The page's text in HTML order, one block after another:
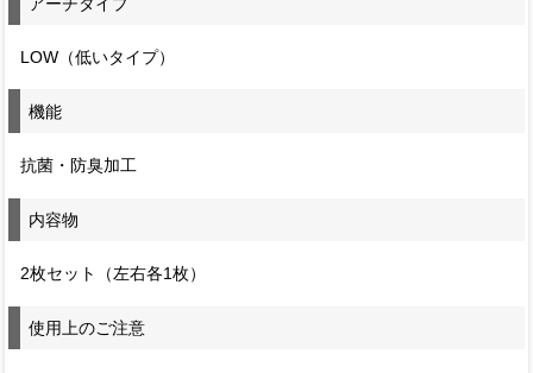
LOW（低いタイプ）
機能
抗菌・防臭加工
内容物
2枚セット（左右各1枚）
使用上のご注意